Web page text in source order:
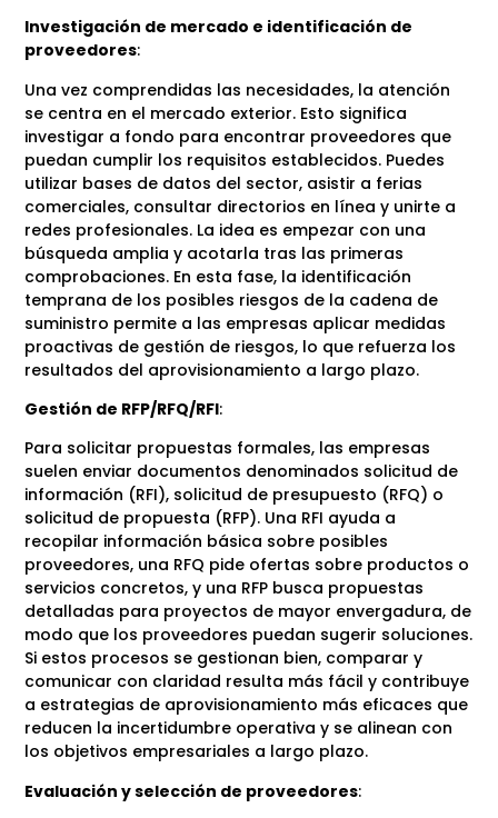
Investigación de mercado e identificación de
proveedores:
Una vez comprendidas las necesidades, la atención
se centra en el mercado exterior. Esto significa
investigar a fondo para encontrar proveedores que
puedan cumplir los requisitos establecidos. Puedes
utilizar bases de datos del sector, asistir a ferias
comerciales, consultar directorios en línea y unirte a
redes profesionales. La idea es empezar con una
búsqueda amplia y acotarla tras las primeras
comprobaciones. En esta fase, la identificación
temprana de los posibles riesgos de la cadena de
suministro permite a las empresas aplicar medidas
proactivas de gestión de riesgos, lo que refuerza los
resultados del aprovisionamiento a largo plazo.
Gestión de RFP/RFQ/RFI:
Para solicitar propuestas formales, las empresas
suelen enviar documentos denominados solicitud de
información (RFI), solicitud de presupuesto (RFQ) o
solicitud de propuesta (RFP). Una RFI ayuda a
recopilar información básica sobre posibles
proveedores, una RFQ pide ofertas sobre productos o
servicios concretos, y una RFP busca propuestas
detalladas para proyectos de mayor envergadura, de
modo que los proveedores puedan sugerir soluciones.
Si estos procesos se gestionan bien, comparar y
comunicar con claridad resulta más fácil y contribuye
a estrategias de aprovisionamiento más eficaces que
reducen la incertidumbre operativa y se alinean con
los objetivos empresariales a largo plazo.
Evaluación y selección de proveedores: